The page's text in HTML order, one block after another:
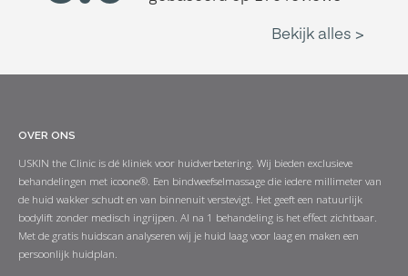
OVER ONS
USKIN the Clinic is dé kliniek voor huidverbetering. Wij bieden exclusieve
behandelingen met icoone®. Een bindweefselmassage die iedere millimeter van
de huid wakker schudt en van binnenuit verstevigt. Het geeft een natuurlijk
bodylift zonder medisch ingrijpen. Al na 1 behandeling is het effect zichtbaar.
Met de gratis huidscan analyseren wij je huid laag voor laag en maken een
persoonlijk huidplan.